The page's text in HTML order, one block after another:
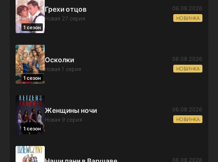
1 сезон
Грехи отцов
Новая 27 серия
06.08.2026
НОВИНКА
1 сезон
Осколки
Новая 1 серия
06.08.2026
НОВИНКА
1 сезон
Женщины ночи
Новая 9 серия
06.08.2026
НОВИНКА
06.08.2026